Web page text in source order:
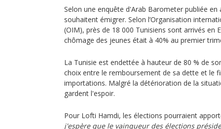
Selon une enquête d'Arab Barometer publiée en
souhaitent émigrer. Selon l’Organisation
(OIM), près de 18 000 Tunisiens sont arrivés en
chômage des jeunes était à 40% au premier
La Tunisie est endettée à hauteur de 80 % de
choix entre le remboursement de sa dette et le
importations. Malgré la détérioration de la
gardent l'espoir.
Pour Lofti Hamdi, les élections pourraient
j'espère que le vainqueur des élections